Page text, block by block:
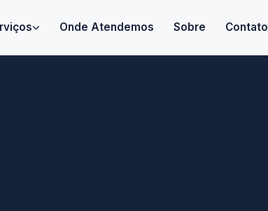
Onde Atendemos Sobre Contato